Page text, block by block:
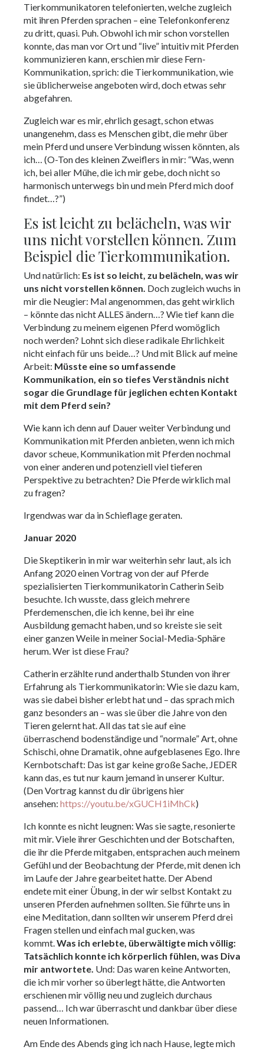
Tierkommunikatoren telefonierten, welche zugleich
mit ihren Pferden sprachen – eine Telefonkonferenz
zu dritt, quasi. Puh. Obwohl ich mir schon vorstellen
konnte, das man vor Ort und “live” intuitiv mit Pferden
kommunizieren kann, erschien mir diese Fern-
Kommunikation, sprich: die Tierkommunikation, wie
sie üblicherweise angeboten wird, doch etwas sehr
abgefahren.
Zugleich war es mir, ehrlich gesagt, schon etwas
unangenehm, dass es Menschen gibt, die mehr über
mein Pferd und unsere Verbindung wissen könnten, als
ich… (O-Ton des kleinen Zweiflers in mir: “Was, wenn
ich, bei aller Mühe, die ich mir gebe, doch nicht so
harmonisch unterwegs bin und mein Pferd mich doof
findet…?”)
Es ist leicht zu belächeln, was wir
uns nicht vorstellen können. Zum
Beispiel die Tierkommunikation.
Und natürlich: Es ist so leicht, zu belächeln, was wir
uns nicht vorstellen können. Doch zugleich wuchs in
mir die Neugier: Mal angenommen, das geht wirklich
– könnte das nicht ALLES ändern…? Wie tief kann die
Verbindung zu meinem eigenen Pferd womöglich
noch werden? Lohnt sich diese radikale Ehrlichkeit
nicht einfach für uns beide…? Und mit Blick auf meine
Arbeit: Müsste eine so umfassende
Kommunikation, ein so tiefes Verständnis nicht
sogar die Grundlage für jeglichen echten Kontakt
mit dem Pferd sein?
Wie kann ich denn auf Dauer weiter Verbindung und
Kommunikation mit Pferden anbieten, wenn ich mich
davor scheue, Kommunikation mit Pferden nochmal
von einer anderen und potenziell viel tieferen
Perspektive zu betrachten? Die Pferde wirklich mal
zu fragen?
Irgendwas war da in Schieflage geraten.
Januar 2020
Die Skeptikerin in mir war weiterhin sehr laut, als ich
Anfang 2020 einen Vortrag von der auf Pferde
spezialisierten Tierkommunikatorin Catherin Seib
besuchte. Ich wusste, dass gleich mehrere
Pferdemenschen, die ich kenne, bei ihr eine
Ausbildung gemacht haben, und so kreiste sie seit
einer ganzen Weile in meiner Social-Media-Sphäre
herum. Wer ist diese Frau?
Catherin erzählte rund anderthalb Stunden von ihrer
Erfahrung als Tierkommunikatorin: Wie sie dazu kam,
was sie dabei bisher erlebt hat und – das sprach mich
ganz besonders an – was sie über die Jahre von den
Tieren gelernt hat. All das tat sie auf eine
überraschend bodenständige und “normale” Art, ohne
Schischi, ohne Dramatik, ohne aufgeblasenes Ego. Ihre
Kernbotschaft: Das ist gar keine große Sache, JEDER
kann das, es tut nur kaum jemand in unserer Kultur.
(Den Vortrag kannst du dir übrigens hier
ansehen: https://youtu.be/xGUCH1iMhCk)
Ich konnte es nicht leugnen: Was sie sagte, resonierte
mit mir. Viele ihrer Geschichten und der Botschaften,
die ihr die Pferde mitgaben, entsprachen auch meinem
Gefühl und der Beobachtung der Pferde, mit denen ich
im Laufe der Jahre gearbeitet hatte. Der Abend
endete mit einer Übung, in der wir selbst Kontakt zu
unseren Pferden aufnehmen sollten. Sie führte uns in
eine Meditation, dann sollten wir unserem Pferd drei
Fragen stellen und einfach mal gucken, was
kommt. Was ich erlebte, überwältigte mich völlig:
Tatsächlich konnte ich körperlich fühlen, was Diva
mir antwortete. Und: Das waren keine Antworten,
die ich mir vorher so überlegt hätte, die Antworten
erschienen mir völlig neu und zugleich durchaus
passend… Ich war überrascht und dankbar über diese
neuen Informationen.
Am Ende des Abends ging ich nach Hause, legte mich